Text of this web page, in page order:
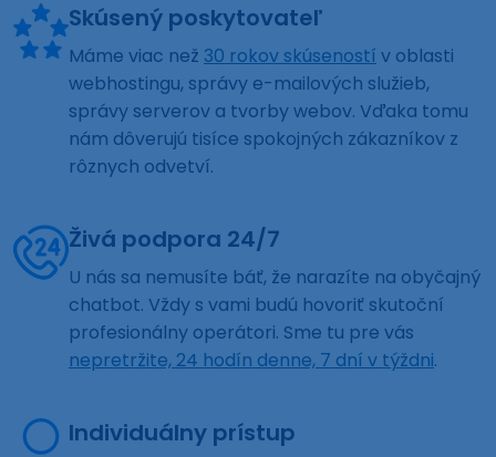
Skúsený poskytovateľ
Máme viac než 30 rokov skúseností v oblasti
webhostingu, správy e-mailových služieb,
správy serverov a tvorby webov. Vďaka tomu
nám dôverujú tisíce spokojných zákazníkov z
rôznych odvetví.
Živá podpora 24/7
U nás sa nemusíte báť, že narazíte na obyčajný
chatbot. Vždy s vami budú hovoriť skutoční
profesionálny operátori. Sme tu pre vás
nepretržite, 24 hodín denne, 7 dní v týždni.
Individuálny prístup